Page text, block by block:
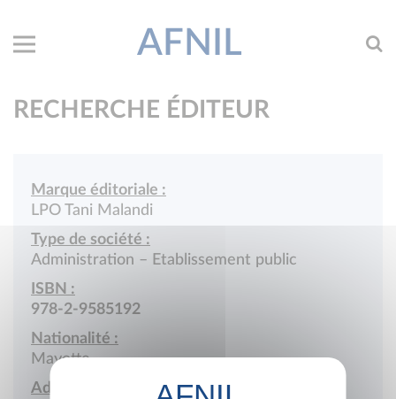
AFNIL
RECHERCHE ÉDITEUR
Marque éditoriale :
LPO Tani Malandi
Type de société :
Administration – Etablissement public
ISBN :
978-2-9585192
Nationalité :
Mayotte
Adresse :